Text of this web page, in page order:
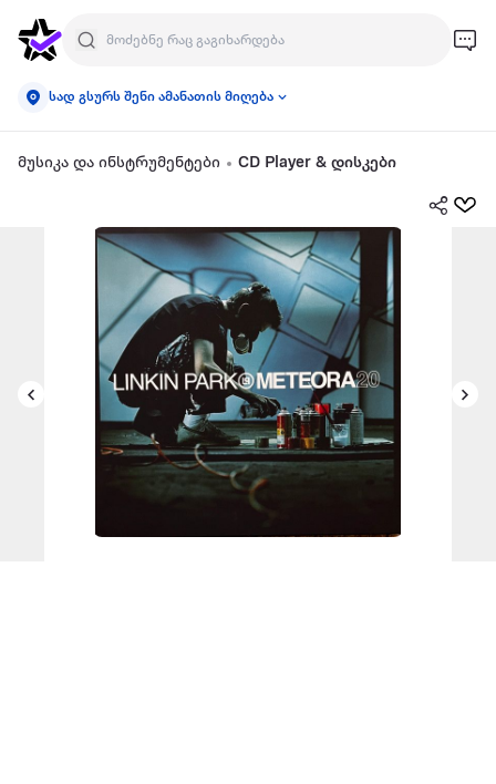
სად გსურს შენი ამანათის მიღება
მუსიკა და ინსტრუმენტები CD Player & დისკები